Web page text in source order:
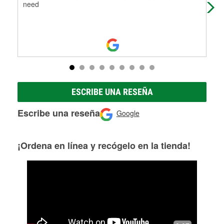
need
ESCRIBE UNA RESEÑA
Escribe una reseña Google
¡Ordena en línea y recógelo en la tienda!